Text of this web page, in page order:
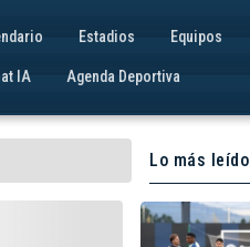
Estadios Equipos
IA Agenda Deportiva
Lo más leído